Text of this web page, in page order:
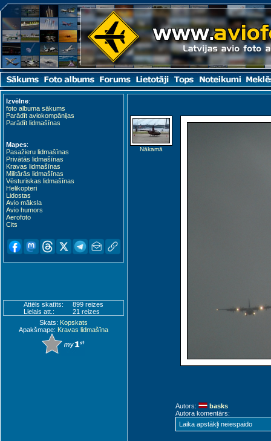
Izvēlne:
foto albuma sākums
Parādīt aviokompānijas
Parādīt lidmašīnas
Mapes:
Pasažieru lidmašīnas
Privātās lidmašīnas
Kravas lidmašīnas
Militārās lidmašīnas
Vēsturiskas lidmašīnas
Helikopteri
Lidostas
Avio māksla
Avio humors
Aerofoto
Cits
Attēls skatīts:
899 reizes
Lielais att.:
21 reizes
Skats: Kopskats
Apakšmape: Kravas lidmašīna
Nākamā
Autors:
basks
Autora komentārs:
Laika apstākļi neiespaido